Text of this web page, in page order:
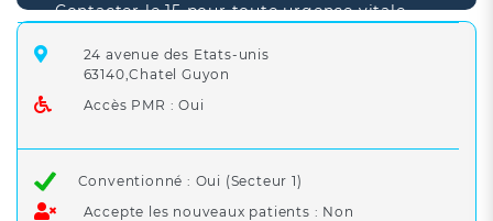
Contacter le 15 pour toute urgence vitale
24 avenue des Etats-unis
63140,Chatel Guyon
Accès PMR : Oui
Conventionné : Oui (Secteur 1)
Accepte les nouveaux patients : Non